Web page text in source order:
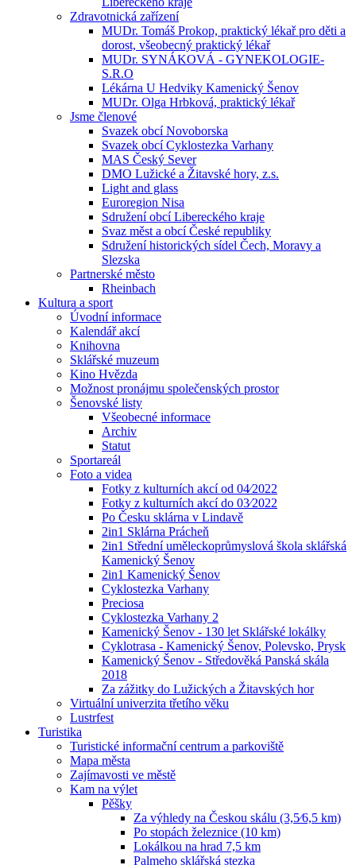
Zdravotnická zařízení
MUDr. Tomáš Prokop, praktický lékař pro děti a
dorost, všeobecný praktický lékař
MUDr. SYNÁKOVÁ - GYNEKOLOGIE-
S.R.O
Lékárna U Hedviky Kamenický Šenov
MUDr. Olga Hrbková, praktický lékař
Jsme členové
Svazek obcí Novoborska
Svazek obcí Cyklostezka Varhany
MAS Český Sever
DMO Lužické a Žitavské hory, z.s.
Light and glass
Euroregion Nisa
Sdružení obcí Libereckého kraje
Svaz měst a obcí České republiky
Sdružení historických sídel Čech, Moravy a
Slezska
Partnerské město
Rheinbach
Kultura a sport
Úvodní informace
Kalendář akcí
Knihovna
Sklářské muzeum
Kino Hvězda
Možnost pronájmu společenských prostor
Šenovské listy
Všeobecné informace
Archiv
Statut
Sportareál
Foto a videa
Fotky z kulturních akcí od 04⁄2022
Fotky z kulturních akcí do 03⁄2022
Po Česku sklárna v Lindavě
2in1 Sklárna Prácheň
2in1 Střední uměleckoprůmyslová škola sklářská
Kamenický Šenov
2in1 Kamenický Šenov
Cyklostezka Varhany
Preciosa
Cyklostezka Varhany 2
Kamenický Šenov - 130 let Sklářské lokálky
Cyklotrasa - Kamenický Šenov, Polevsko, Prysk
Kamenický Šenov - Středověká Panská skála
2018
Za zážitky do Lužických a Žitavských hor
Virtuální univerzita třetího věku
Lustrfest
Turistika
Turistické informační centrum a parkoviště
Mapa města
Zajímavosti ve městě
Kam na výlet
Pěšky
Za výhledy na Českou skálu (3,5⁄6,5 km)
Po stopách železnice (10 km)
Lokálkou na hrad 7,5 km
Palmeho sklářská stezka